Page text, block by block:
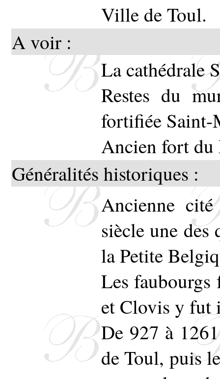
Ville de Toul.
A voir :
La cathédrale
Restes du
fortifiée Saint-
Ancien fort
Généralités historiques :
Ancienne
siècle une
la Petite
Les faubourgs
et Clovis y fut
De 927 à
de Toul, puis